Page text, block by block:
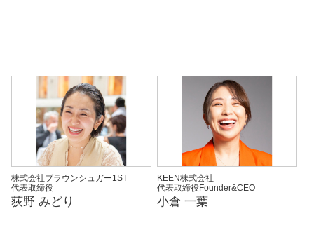
株式会社ブラウンシュガー1ST
代表取締役
荻野 みどり
KEEN株式会社
代表取締役Founder&CEO
小倉 一葉